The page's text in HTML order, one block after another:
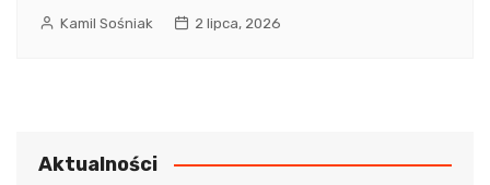
Kamil Sośniak 2 lipca, 2026
Aktualności